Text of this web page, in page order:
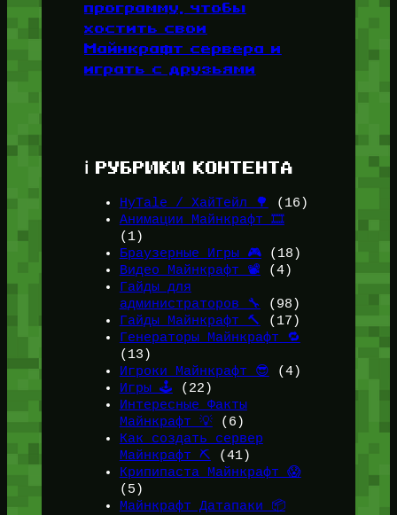
программу, чтобы
хостить свои
Майнкрафт сервера и
играть с друзьями
ℹ️ РУБРИКИ КОНТЕНТА
HyTale / ХайТейл 🌳
(16)
Анимации Майнкрафт 🎞️
(1)
Браузерные Игры 🎮(18)
Видео Майнкрафт 📽️ (4)
Гайды для
администраторов 🔧
(98)
Гайды Майнкрафт 🔨
(17)
Генераторы Майнкрафт 🔁
(13)
Игроки Майнкрафт 😎 (4)
Игры 🕹️ (22)
Интересные Факты
Майнкрафт 💡(6)
Как создать сервер
Майнкрафт ⛏️ (41)
Крипипаста Майнкрафт 😱
(5)
Майнкрафт Датапаки 📦